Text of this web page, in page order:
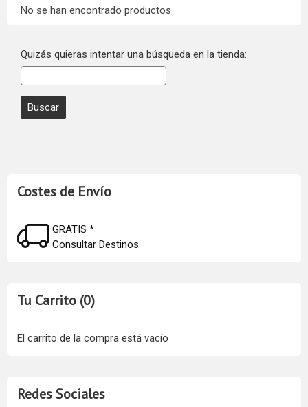
Costes de Envío
GRATIS *
Consultar Destinos
Tu Carrito (0)
El carrito de la compra está vacío
Redes Sociales
No se han encontrado productos
Quizás quieras intentar una búsqueda en la tienda: